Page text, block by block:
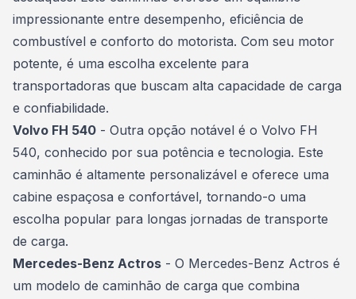
impressionante entre desempenho, eficiência de
combustível e conforto do motorista. Com seu motor
potente, é uma escolha excelente para
transportadoras que buscam alta capacidade de carga
e confiabilidade.
Volvo FH 540 - Outra opção notável é o Volvo FH
540, conhecido por sua potência e tecnologia. Este
caminhão é altamente personalizável e oferece uma
cabine espaçosa e confortável, tornando-o uma
escolha popular para longas jornadas de transporte
de carga.
Mercedes-Benz Actros - O Mercedes-Benz Actros é
um modelo de caminhão de carga que combina